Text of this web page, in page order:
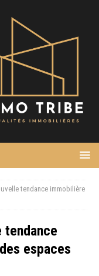
tendance immobilière
tendance
espaces